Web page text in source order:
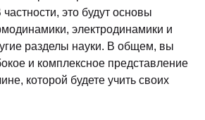
это будут основы
электродинамики и
разделы науки. В общем, вы
и комплексное представление
которой будете учить своих